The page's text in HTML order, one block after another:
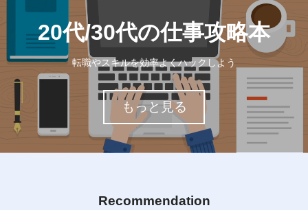
20代/30代の仕事攻略本
転職やスキルを効率よくハックしよう
もっと見る
Recommendation